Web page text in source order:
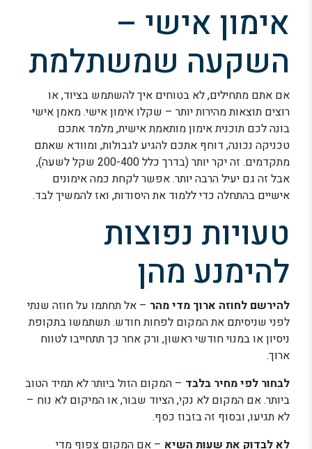
אימון אישי –
השקעה שמשתלמת
אם אתם מתחילים, לא בטוחים איך להשתמש בציוד, או
רוצים תוצאות מהירות יותר – שקלו אימון אישי. מאמן אישי
בונה לכם תוכנית אימון מותאמת אישית, מלמד אתכם
טכניקה נכונה, דוחף אתכם להגיע לגבולות, ומוודא שאתם
מתקדמים. זה יקר יותר (בדרך כלל 200-400 שקל לשעה),
אבל זה גם יעיל הרבה יותר. אפשר לקחת כמה אימונים
אישיים בהתחלה כדי ללמוד את היסודות, ואז להמשיך לבד.
טעויות נפוצות
להימנע מהן
להירשם לחוזה ארוך מדי מהר – אל תחתמו על חוזה שנתי
לפני שניסיתם את המקום לפחות חודש. תשתמשו בתקופת
ניסיון או במנוי חודשי ראשון, ורק אחר כך תתחייבו לטווח
ארוך.
לבחור לפי מחיר בלבד – המקום הזול ביותר לא תמיד הטוב
ביותר. אם המקום לא נקי, הציוד שבור, או המיקום לא נוח –
לא תגיעו, ובסוף זה בזבוז כסף.
לא לבדוק את שעות השיא – אם המקום צפוף מדי